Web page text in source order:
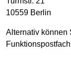
10559 Berlin
Alternativ können
Funktionspostfach